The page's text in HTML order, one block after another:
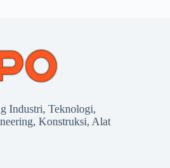
Industri, Teknologi,
Konstruksi, Alat